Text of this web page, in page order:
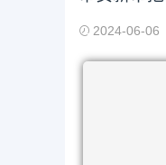
2024-06-06